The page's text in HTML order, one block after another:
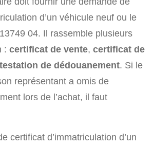
d’un véhicule neuf ou le
04. Il rassemble plusieurs
: certificat de vente, certificat de
de dédouanement. Si le
représentant a omis de
lors de l’achat, il faut
certificat d’immatriculation d’un